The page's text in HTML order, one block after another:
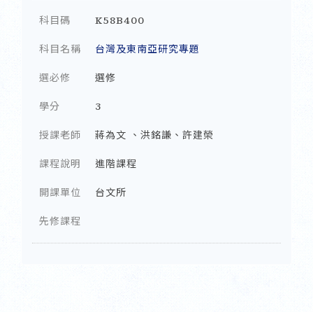
科目碼 K58B400
科目名稱 台灣及東南亞研究專題
選必修 選修
學分 3
授課老師 蔣為文 、洪銘謙、許建榮
課程說明 進階課程
開課單位 台文所
先修課程